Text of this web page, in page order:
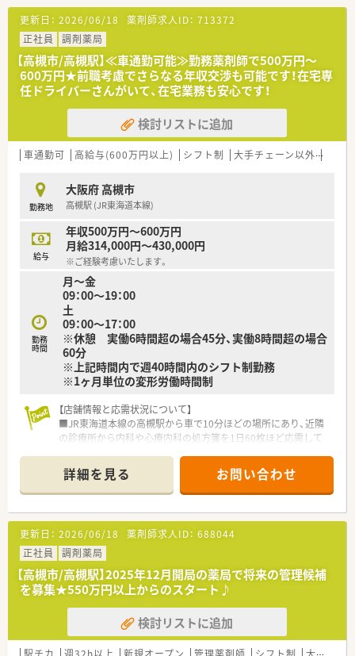
【募集背景と求める人物像について】
■在宅業務の拡大に伴う組織体制強化のための増員募集であり、
現場をリードしていただける経験者の方を急募しております。
■居宅や施設への訪問が中心となるため、普通自動車運転免許を
保有し、運転業務をマストで対応できる方を求めています。
■指示されたことだけでなく、会社への貢献を考えて自ら主体的
に動ける方であれば、年齢を問わず正当に評価される環境です。
【法人特徴について】
■大阪府内にて調剤薬局4店舗のほか、複数の介護施設を運営し
■代表自身が現役の薬剤師として現場に立っているため、現場の
課題や意見が経営層にダイレクトに届く風通しの良さがありま
す。
■「会社に貢献する人材には最高の評価と待遇を」という理念を
掲げており、個人の頑張りがしっかりと還元される仕組みです。
更新日： 2026/06/18 薬剤師求人ID： 713372
正社員
調剤薬局
【高槻市/高槻駅】≪車通勤可能≫勤務薬剤師で500万円～
600万円★前職考慮でさらなる年収交渉も可能です！在宅専
任ドライバーさんがいて、在宅業務も安心です！
検討リストに追加
車通勤可 高給与(600万円以上) シフト制 大手チェーン以外
勤務地
大阪府 高槻市
高槻駅 (JR東海道本線)
給与
年収500万円～600万円
月給314,000円～430,000円
※ご経験考慮いたします。
勤務
時間
月～金
09：00～19：00
土
09：00～17：00
※休憩 実働6時間超の場合45分、実働8時間超の場合
60分
※上記時間内で週40時間内のシフト制勤務
※1ヶ月単位の変形労働時間制
【店舗情報と応需状況について】
■JR東海道本線の高槻駅から車で10分ほどの場所にあり、近隣
の診療所から内科や心療内科の処方箋を1日60枚ほど応需して
■薬剤師は常勤2名とパート4名が在籍しており、常時2名から3
名体制を維持しつつ、事務スタッフ2名と共に円滑に運営してい
ます。
■在宅医療にも注力していますが、各店舗に専属のドライバーが
配置されているため、運転に自信がない方も調剤業務に専念可能
です。
【募集背景と求める人物像について】
■今後の新規開局や組織体制の強化を見据えた増員募集であり、
特に管理薬剤師候補として活躍いただける方をすぐにでも欲し
い状況です。
■調剤未経験の方でも40代前半までであれば積極的に採用を検
討しており、仕事に対する情熱や「想い」を重視した選考を行っ
ています。
詳細を見る お問い合わせ
更新日： 2026/06/18 薬剤師求人ID： 688044
正社員
調剤薬局
【高槻市/高槻駅】2025年12月開局の薬局で将来の管理候補
を募集★550万円以上からのスタート♪
検討リストに追加